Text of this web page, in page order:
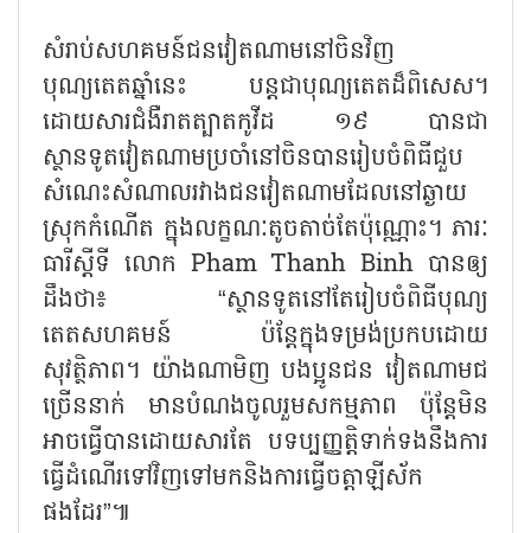
សំរាប់សហគមន៍ជនវៀតណាមនៅចិនវិញ
បុណ្យតេតឆ្នាំនេះ បន្តជាបុណ្យតេតដ៏ពិសេស។
ដោយសារជំងឺរាតត្បាតកូវីដ ១៩ បានជា
ស្ថានទូតវៀតណាមប្រចាំនៅចិនបានរៀបចំពិធីជួប
សំណេះសំណាលរវាងជនវៀតណាមដែលនៅឆ្ងាយ
ស្រុកកំណើត ក្នុងលក្ខណៈតូចតាច់តែប៉ុណ្ណោះ។ ភារៈ
ធារីស្ដីទី លោក Pham Thanh Binh បានឲ្យ
ដឹងថា៖ “ស្ថានទូតនៅតែរៀបចំពិធីបុណ្យ
តេតសហគមន៍ ប៉ន្តែក្នុងទម្រង់ប្រកបដោយ
សុវត្ថិភាព។ យ៉ាងណាមិញ បងប្អូនជន វៀតណាមជ
ច្រើននាក់ មានបំណងចូលរួមសកម្មភាព ប៉ុន្តែមិន
អាចធ្វើបានដោយសារតែ បទប្បញ្ញត្តិទាក់ទងនឹងការ
ធ្វើដំណើរទៅវិញទៅមកនិងការធ្វើចត្តាឡីស័ក
ផងដែរ”៕